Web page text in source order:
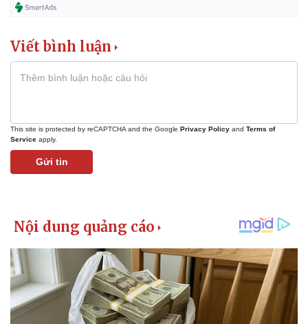
Viết bình luận
This site is protected by reCAPTCHA and the Google Privacy Policy and Terms of
Service apply.
Gửi tin